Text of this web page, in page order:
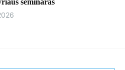
seminaras